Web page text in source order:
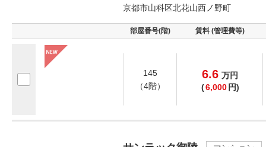
京都市山科区北花山西ノ野町
部屋番号(階) 賃料 (管理費等)
145
（4階）
6.6 万円
(6,000 円)